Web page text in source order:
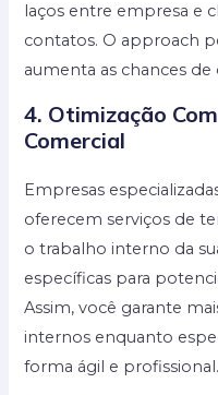
laços entre empresa e
contatos. O approach
aumenta as chances
4. Otimização
Comercial
Empresas
oferecem serviços de
o trabalho interno da
específicas para
Assim, você garante
internos enquanto
forma ágil e profissional.